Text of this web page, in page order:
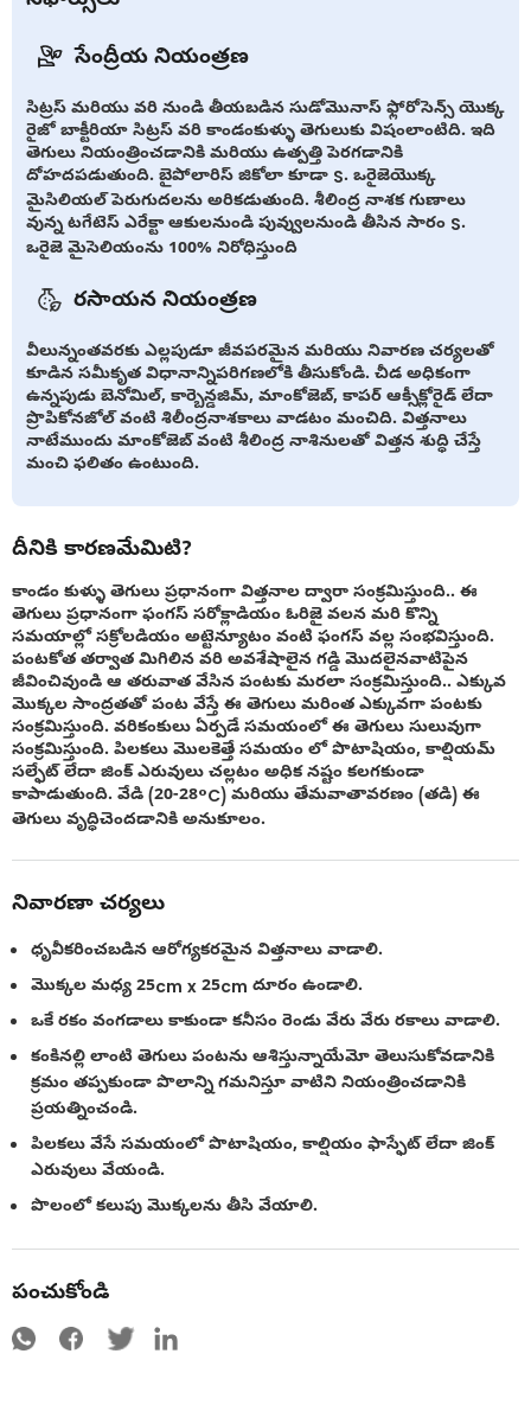
సేంద్రీయ నియంత్రణ
సిట్రస్ మరియు వరి నుండి తీయబడిన సుడోమొనాస్ ఫ్లోరోసెన్స్ యొక్క
రైజో బాక్టీరియా సిట్రస్ వరి కాండంకుళ్ళు తెగులుకు విషంలాంటిది. ఇది
తెగులు నియంత్రించడానికి మరియు ఉత్పత్తి పెరగడానికి
దోహదపడుతుంది. బైపోలారిస్ జికోలా కూడా S. ఒరైజెయొక్క
మైసిలియల్ పెరుగుదలను అరికడుతుంది. శీలింద్ర నాశక గుణాలు
వున్న టగేటెస్ ఎరేక్టా ఆకులనుండి పువ్వులనుండి తీసిన సారం S.
ఒరైజె మైసెలియంను 100% నిరోధిస్తుంది
రసాయన నియంత్రణ
వీలున్నంతవరకు ఎల్లపుడూ జీవపరమైన మరియు నివారణ చర్యలతో
కూడిన సమీకృత విధానాన్నిపరిగణలోకి తీసుకోండి. చీడ అధికంగా
ఉన్నపుడు బెనోమిల్, కార్బెన్డజిమ్, మాంకోజెబ్, కాపర్ ఆక్సీక్లోరైడ్ లేదా
ప్రొపికోనజోల్ వంటి శిలీంద్రనాశకాలు వాడటం మంచిది. విత్తనాలు
నాటేముందు మాంకోజెబ్ వంటి శీలింద్ర నాశినులతో విత్తన శుద్ధి చేస్తే
మంచి ఫలితం ఉంటుంది.
దీనికి కారణమేమిటి?
కాండం కుళ్ళు తెగులు ప్రధానంగా విత్తనాల ద్వారా సంక్రమిస్తుంది.. ఈ
తెగులు ప్రధానంగా ఫంగస్ సరోక్లాడియం ఓరిజై వలన మరి కొన్ని
సమయాల్లో సక్రోలడియం అట్టెన్యూటం వంటి ఫంగస్ వల్ల సంభవిస్తుంది.
పంటకోత తర్వాత మిగిలిన వరి అవశేషాలైన గడ్డి మొదలైనవాటిపైన
జీవించివుండి ఆ తరువాత వేసిన పంటకు మరలా సంక్రమిస్తుంది.. ఎక్కువ
మొక్కల సాంద్రతతో పంట వేస్తే ఈ తెగులు మరింత ఎక్కువగా పంటకు
సంక్రమిస్తుంది. వరికంకులు ఏర్పడే సమయంలో ఈ తెగులు సులువుగా
సంక్రమిస్తుంది. పిలకలు మొలకెత్తే సమయం లో పొటాషియం, కాల్షియమ్
సల్ఫేట్ లేదా జింక్ ఎరువులు చల్లటం అధిక నష్టం కలగకుండా
కాపాడుతుంది. వేడి (20-28°C) మరియు తేమవాతావరణం (తడి) ఈ
తెగులు వృద్ధిచెందడానికి అనుకూలం.
నివారణా చర్యలు
ధృవీకరించబడిన ఆరోగ్యకరమైన విత్తనాలు వాడాలి.
మొక్కల మధ్య 25cm x 25cm దూరం ఉండాలి.
ఒకే రకం వంగడాలు కాకుండా కనీసం రెండు వేరు వేరు రకాలు వాడాలి.
కంకినల్లి లాంటి తెగులు పంటను ఆశిస్తున్నాయేమో తెలుసుకోవడానికి
క్రమం తప్పకుండా పొలాన్ని గమనిస్తూ వాటిని నియంత్రించడానికి
ప్రయత్నించండి.
పిలకలు వేసే సమయంలో పొటాషియం, కాల్షియం ఫాస్ఫేట్ లేదా జింక్
ఎరువులు వేయండి.
పొలంలో కలుపు మొక్కలను తీసి వేయాలి.
పంచుకోండి